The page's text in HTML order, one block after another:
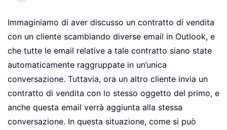
Immaginiamo di aver discusso un contratto di vendita
con un cliente scambiando diverse email in Outlook, e
che tutte le email relative a tale contratto siano state
automaticamente raggruppate in un’unica
conversazione. Tuttavia, ora un altro cliente invia un
contratto di vendita con lo stesso oggetto del primo, e
anche questa email verrà aggiunta alla stessa
conversazione. In questa situazione, come si può